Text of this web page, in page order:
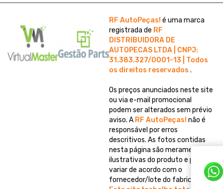
RF AutoPeças! é uma marca
registrada de RF
DISTRIBUIDORA DE
AUTOPECAS LTDA | CNPJ:
31.383.327/0001-13 | Todos
os direitos reservados.
Os preços anunciados neste site
ou via e-mail promocional
podem ser alterados sem prévio
aviso. A RF AutoPeças! não é
responsável por erros
descritivos. As fotos contidas
nesta página são meramente
ilustrativas do produto e podem
variar de acordo com o
fornecedor/lote do fabricante.